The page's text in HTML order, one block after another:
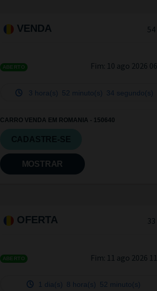
VENDA 54
ABERTO Fim: 10 ago 2026
3 hora(s) 52 minuto(s) 33 segundo(s)
CARRO VENDA EM ROMANIA - 150640
MOSTRAR
OFERTA 33
ABERTO Fim: 11 ago 2026
1 dia(s) 8 hora(s) 52 minuto(s)